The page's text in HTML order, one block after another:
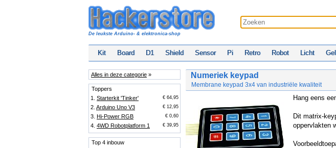
De leukste Arduino- & elektronica-shop
Kit Board D1 Shield Sensor Pi Retro Robot Licht
Alles in deze categorie »
Toppers
1. Starterkit 'Tinker' € 64,95
2. Arduino Uno V3 € 12,95
3. Hi-Power RGB € 0,60
4. 4WD Robotplatform 1 € 39,95
Top 4 inbouw
Numeriek keypad
Membrane keypad 3x4 van industriële kwaliteit
Hang eens
Dit matrix-
oppervlakten